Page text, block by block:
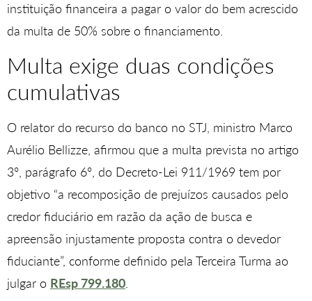
instituição financeira a pagar o valor do bem acrescido
da multa de 50% sobre o financiamento.
Multa exige duas condições
cumulativas
O relator do recurso do banco no STJ, ministro Marco
Aurélio Bellizze, afirmou que a multa prevista no artigo
3º, parágrafo 6º, do Decreto-Lei 911/1969 tem por
objetivo “a recomposição de prejuízos causados pelo
credor fiduciário em razão da ação de busca e
apreensão injustamente proposta contra o devedor
fiduciante”, conforme definido pela Terceira Turma ao
julgar o REsp 799.180